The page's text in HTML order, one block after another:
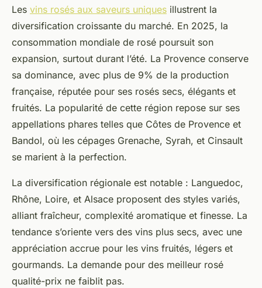
Les vins rosés aux saveurs uniques illustrent la
diversification croissante du marché. En 2025, la
consommation mondiale de rosé poursuit son
expansion, surtout durant l’été. La Provence conserve
sa dominance, avec plus de 9% de la production
française, réputée pour ses rosés secs, élégants et
fruités. La popularité de cette région repose sur ses
appellations phares telles que Côtes de Provence et
Bandol, où les cépages Grenache, Syrah, et Cinsault
se marient à la perfection.
La diversification régionale est notable : Languedoc,
Rhône, Loire, et Alsace proposent des styles variés,
alliant fraîcheur, complexité aromatique et finesse. La
tendance s’oriente vers des vins plus secs, avec une
appréciation accrue pour les vins fruités, légers et
gourmands. La demande pour des meilleur rosé
qualité-prix ne faiblit pas.